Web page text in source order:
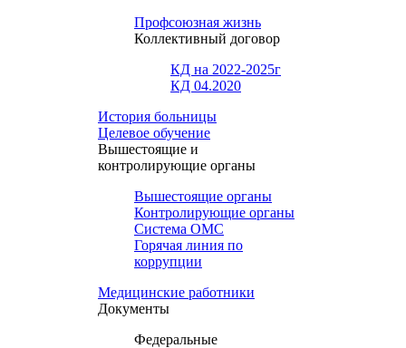
Профсоюзная жизнь
Коллективный договор
КД на 2022-2025г
КД 04.2020
История больницы
Целевое обучение
Вышестоящие и
контролирующие органы
Вышестоящие органы
Контролирующие органы
Система ОМС
Горячая линия по
коррупции
Медицинские работники
Документы
Федеральные